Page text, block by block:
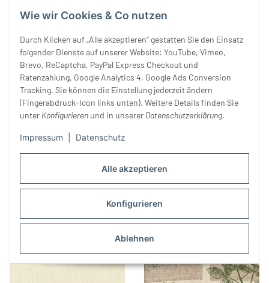
Alle akzeptieren
Konfigurieren
Ablehnen
Wie wir Cookies & Co nutzen
Durch Klicken auf „Alle akzeptieren“ gestatten Sie den Einsatz
folgender Dienste auf unserer Website: YouTube, Vimeo,
Brevo, ReCaptcha, PayPal Express Checkout und
Ratenzahlung, Google Analytics 4, Google Ads Conversion
Tracking. Sie können die Einstellung jederzeit ändern
(Fingerabdruck-Icon links unten). Weitere Details finden Sie
unter Konfigurieren und in unserer Datenschutzerklärung.
Impressum Datenschutz
Bären & Dreiecke, rot, Kokka
25,99 €*
Leinen-Baumwoll-Patchwork
Märchenfigur, rosa
22,99 €*